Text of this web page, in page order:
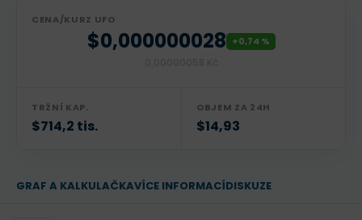
CENA/KURZ UFO
$0,000000028 +0,74 %
TRŽNÍ KAP.
$714,2 tis.
OBJEM ZA 24H
$14,93
GRAF A KALKULAČKAVÍCE INFORMACÍDISKUZE